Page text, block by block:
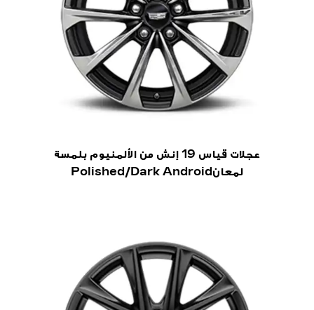
عجلات قياس 19 إنش من الألمنيوم بلمسة
لمعانPolished/Dark Android